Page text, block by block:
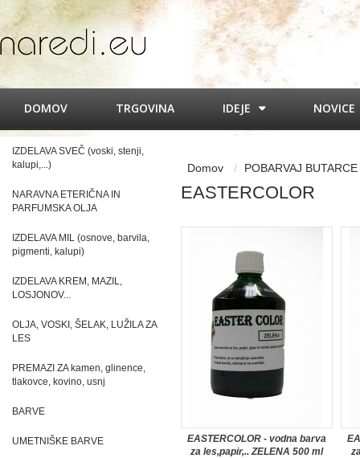
DOMOV TRGOVINA IDEJE NOVICE
IZDELAVA SVEČ (voski, stenji,
kalupi,...)
NARAVNA ETERIČNA IN
PARFUMSKA OLJA
IZDELAVA MIL (osnove, barvila,
pigmenti, kalupi)
IZDELAVA KREM, MAZIL,
LOSJONOV...
OLJA, VOSKI, ŠELAK, LUŽILA ZA
LES
PREMAZI ZA kamen, glinence,
tlakovce, kovino, usnj
BARVE
UMETNIŠKE BARVE
Domov POBARVAJ
EASTERCOLOR
EASTERCOLOR - vodna barva
za les,papir,.. ZELENA 500 ml